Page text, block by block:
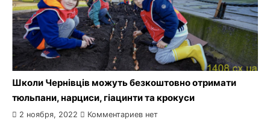
Школи Чернівців можуть безкоштовно отримати
тюльпани, нарциси, гіацинти та крокуси
2 ноября, 2022 Комментариев нет